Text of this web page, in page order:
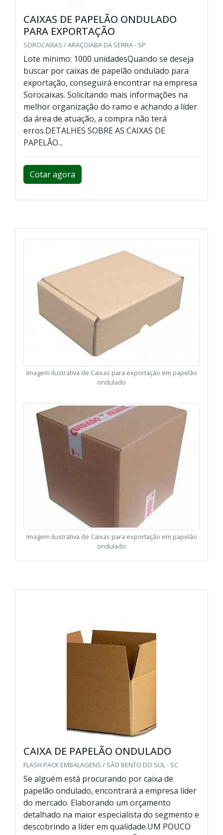
CAIXAS DE PAPELÃO ONDULADO
PARA EXPORTAÇÃO
SOROCAIXAS / ARAÇOIABA DA SERRA - SP
Lote mínimo: 1000 unidadesQuando se deseja
buscar por caixas de papelão ondulado para
exportação, conseguirá encontrar na empresa
Sorocaixas. Solicitando mais informações na
melhor organização do ramo e achando a líder
da área de atuação, a compra não terá
erros.DETALHES SOBRE AS CAIXAS DE
PAPELÃO...
Cotar agora
Imagem ilustrativa de Caixas para exportação em papelão
ondulado
Imagem ilustrativa de Caixas para exportação em papelão
ondulado
CAIXA DE PAPELÃO ONDULADO
FLASH PACK EMBALAGENS / SÃO BENTO DO SUL - SC
Se alguém está procurando por caixa de
papelão ondulado, encontrará a empresa líder
do mercado. Elaborando um orçamento
detalhado na maior especialista do segmento e
descobrindo a líder em qualidade.UM POUCO